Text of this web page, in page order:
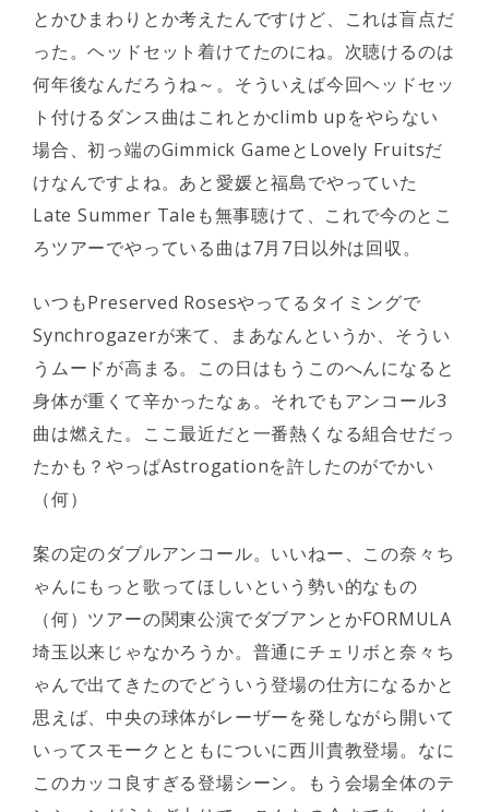
とかひまわりとか考えたんですけど、これは盲点だ
った。ヘッドセット着けてたのにね。次聴けるのは
何年後なんだろうね～。そういえば今回ヘッドセッ
ト付けるダンス曲はこれとかclimb upをやらない
場合、初っ端のGimmick GameとLovely Fruitsだ
けなんですよね。あと愛媛と福島でやっていた
Late Summer Taleも無事聴けて、これで今のとこ
ろツアーでやっている曲は7月7日以外は回収。
いつもPreserved Rosesやってるタイミングで
Synchrogazerが来て、まあなんというか、そうい
うムードが高まる。この日はもうこのへんになると
身体が重くて辛かったなぁ。それでもアンコール3
曲は燃えた。ここ最近だと一番熱くなる組合せだっ
たかも？やっぱAstrogationを許したのがでかい
（何）
案の定のダブルアンコール。いいねー、この奈々ち
ゃんにもっと歌ってほしいという勢い的なもの
（何）ツアーの関東公演でダブアンとかFORMULA
埼玉以来じゃなかろうか。普通にチェリボと奈々ち
ゃんで出てきたのでどういう登場の仕方になるかと
思えば、中央の球体がレーザーを発しながら開いて
いってスモークとともについに西川貴教登場。なに
このカッコ良すぎる登場シーン。もう会場全体のテ